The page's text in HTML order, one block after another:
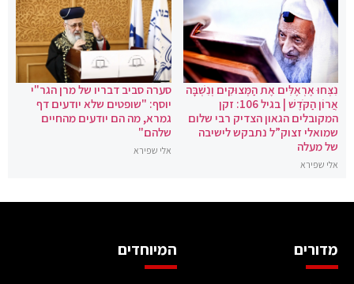
נִצְּחוּ אֶרְאֶלִּים אֶת הַמְּצוּקִים וְנִשְׁבָּה
אֲרוֹן הַקֹּדֶשׁ | בגיל 106: זקן
המקובלים הגאון הצדיק רבי שלום
שמואלי זצוק”ל נתבקש לישיבה
של מעלה
אלי שפירא
סערה סביב דבריו של מרן הגר"י
יוסף: "שופטים שלא יודעים דף
גמרא, מה הם יודעים מהחיים
שלהם"
אלי שפירא
מדורים המיוחדים